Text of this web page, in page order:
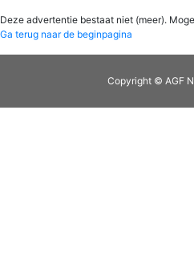
Deze advertentie bestaat niet (meer).
Ga terug naar de beginpagina
Copyright © AGF